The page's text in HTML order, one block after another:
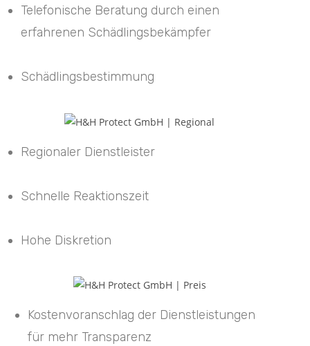
Telefonische Beratung durch einen
erfahrenen Schädlingsbekämpfer
Schädlingsbestimmung
Regionaler Dienstleister
Schnelle Reaktionszeit
Hohe Diskretion
Kostenvoranschlag der Dienstleistungen
für mehr Transparenz